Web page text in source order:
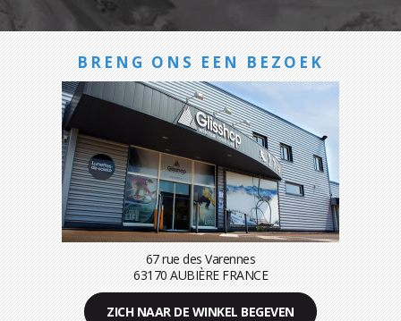
BRENG ONS EEN BEZOEK
67 rue des Varennes
63170 AUBIÈRE FRANCE
ZICH NAAR DE WINKEL BEGEVEN